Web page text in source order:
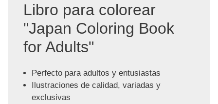
Libro para colorear
"Japan Coloring Book
for Adults"
Perfecto para adultos y entusiastas
Ilustraciones de calidad, variadas y
exclusivas